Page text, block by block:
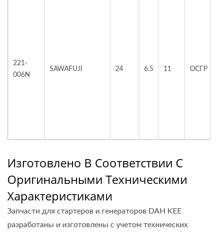
221-
006N
SAWAFUJI 24 6.5 11 ОСГР
Изготовлено В Соответствии С
Оригинальными Техническими
Характеристиками
Запчасти для стартеров и генераторов DAH KEE
разработаны и изготовлены с учетом технических